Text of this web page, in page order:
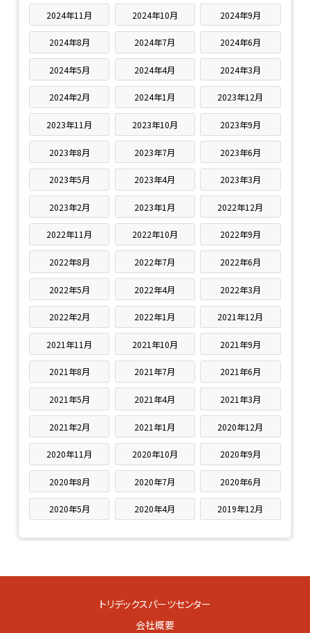
2024年11月 2024年10月 2024年9月
2024年8月 2024年7月 2024年6月
2024年5月 2024年4月 2024年3月
2024年2月 2024年1月 2023年12月
2023年11月 2023年10月 2023年9月
2023年8月 2023年7月 2023年6月
2023年5月 2023年4月 2023年3月
2023年2月 2023年1月 2022年12月
2022年11月 2022年10月 2022年9月
2022年8月 2022年7月 2022年6月
2022年5月 2022年4月 2022年3月
2022年2月 2022年1月 2021年12月
2021年11月 2021年10月 2021年9月
2021年8月 2021年7月 2021年6月
2021年5月 2021年4月 2021年3月
2021年2月 2021年1月 2020年12月
2020年11月 2020年10月 2020年9月
2020年8月 2020年7月 2020年6月
2020年5月 2020年4月 2019年12月
トリデックスパーツセンター
会社概要